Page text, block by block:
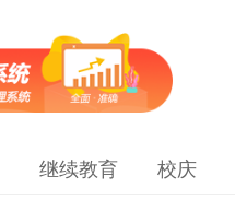
继续教育 校庆